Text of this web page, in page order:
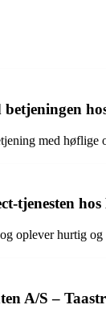
med
tjenesten
oplever hurtig
A/S –